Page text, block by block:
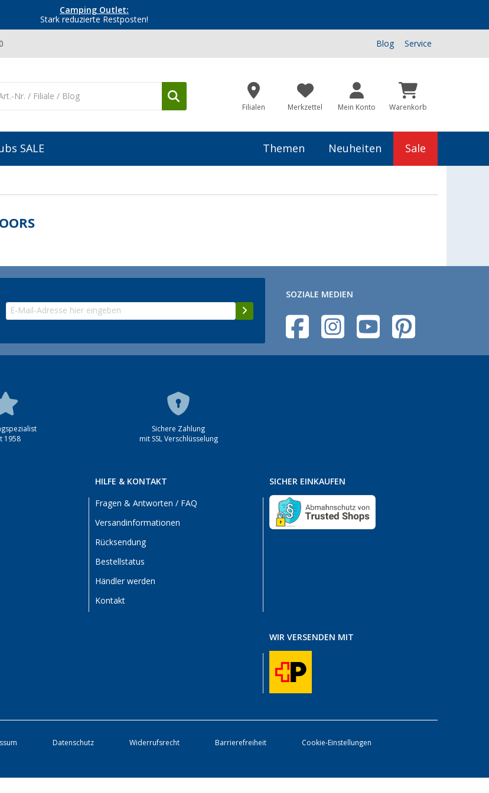
Camping Outlet:
Stark reduzierte Restposten!
Blog Service
Filialen Merkzettel Mein Konto Warenkorb
SALE Themen Neuheiten Sale
SOZIALE MEDIEN
1958
Sichere Zahlung
mit SSL Verschlüsselung
HILFE & KONTAKT
Fragen & Antworten / FAQ
Versandinformationen
Rücksendung
Bestellstatus
Händler werden
Kontakt
SICHER EINKAUFEN
WIR VERSENDEN MIT
Datenschutz Widerrufsrecht Barrierefreiheit Cookie-Einstellungen